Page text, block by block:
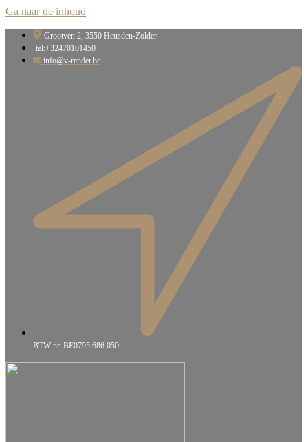
Ga naar de inhoud
Grootven 2, 3550 Heusden-Zolder​
tel:+32470101450
info@v-render.be
BTW nr. BE0795.686.050